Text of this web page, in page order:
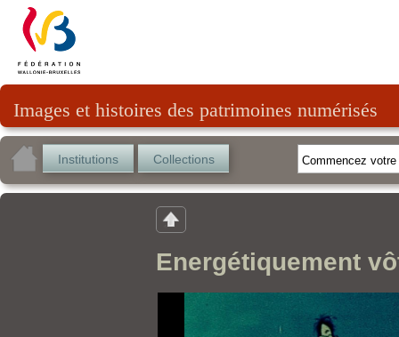
Images et histoires des patrimoines numérisés
Institutions Collections
Energétiquement